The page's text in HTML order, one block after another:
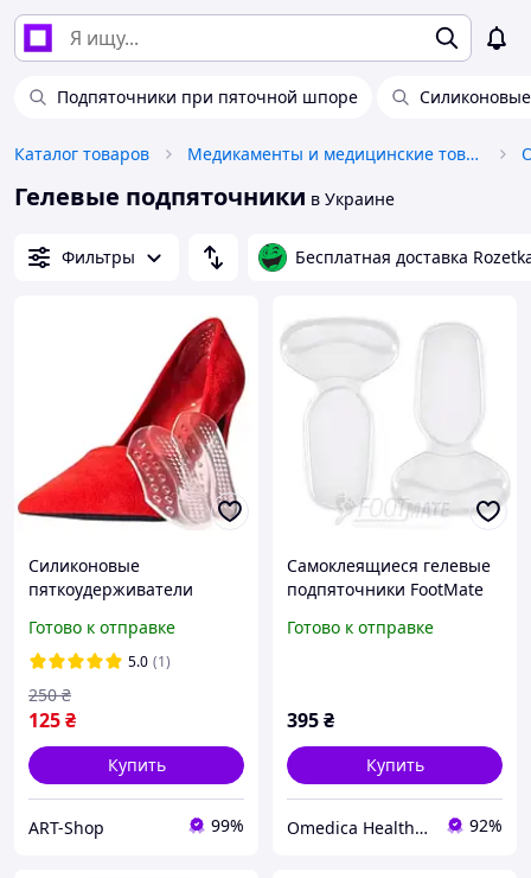
Подпяточники при пяточной шпоре
Каталог товаров Медикаменты и медицинские товары
Гелевые подпяточники в Украине
Фильтры Бесплатная доставка
Силиконовые
пяткоудерживатели
Защитные вставки в
обувь от натирания
Подпяточники Защита от
мозолей I&S
Готово к отправке
5.0 (1)
125₴
250 ₴
Купить
ART-Shop 99%
Самоклеящиеся гелевые
подпяточники FootMate
Готово к отправке
395₴
Купить
Omedica Health & Beauty 92%